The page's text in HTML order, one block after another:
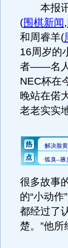
本报讯
(围棋新闻,
和周睿羊(
16周岁的
者——名人
NEC杯在
晚站在偌
老老实实
很多故事
的“小动
都经过了
楚。”他